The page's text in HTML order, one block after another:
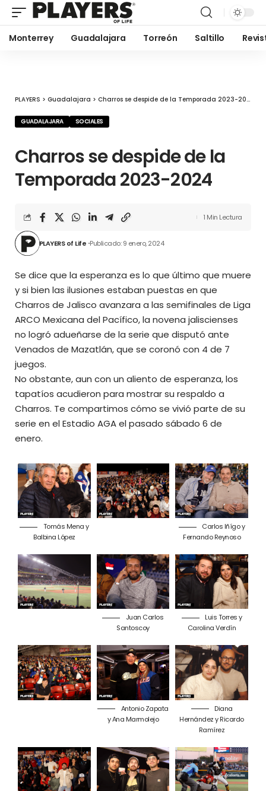
Monterrey Guadalajara Torreón Saltillo
PLAYERS > Guadalajara > Charros se despide de la Temporada 2023-2024
GUADALAJARA SOCIALES
Charros se despide de la
Temporada 2023-2024
PLAYERS of Life Publicado: 9 enero, 2024
1 Min Lectura
Se dice que la esperanza es lo que último que muere
y si bien las ilusiones estaban puestas en que
Charros de Jalisco avanzara a las semifinales de Liga
ARCO Mexicana del Pacífico, la novena jaliscienses
no logró adueñarse de la serie que disputó ante
Venados de Mazatlán, que se coronó con 4 de 7
juegos.
No obstante, aun con un aliento de esperanza, los
tapatíos acudieron para mostrar su respaldo a
Charros. Te compartimos cómo se vivió parte de su
serie en el Estadio AGA el pasado sábado 6 de
enero.
Tomás Mena y
Balbina López
Carlos Iñígo y
Fernando Reynoso
Juan Carlos
Santoscoy
Luis Torres y
Carolina Verdín
Antonio Zapata
y Ana Marmolejo
Diana
Hernández y Ricardo
Ramírez